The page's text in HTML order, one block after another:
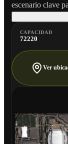
escenario clave
CAPACIDAD
72220
Ver